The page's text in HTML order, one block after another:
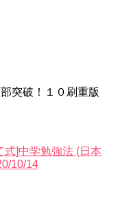
突破！１０刷重版
式]中学勉強法 (日本
10/14